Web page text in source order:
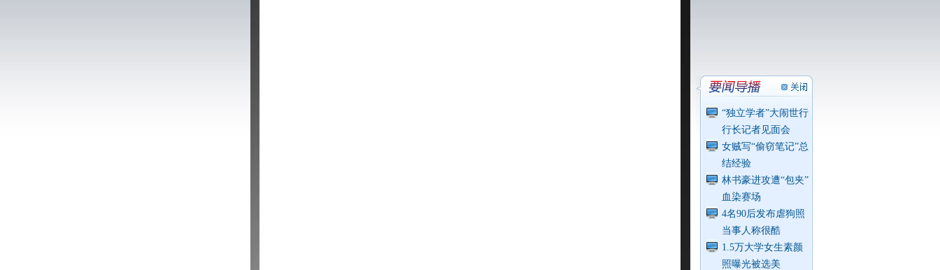
“独立学者”大闹世行
行长记者见面会
女贼写“偷窃笔记”总
结经验
林书豪进攻遭“包夹”
血染赛场
4名90后发布虐狗照
当事人称很酷
1.5万大学女生素颜
照曝光被选美